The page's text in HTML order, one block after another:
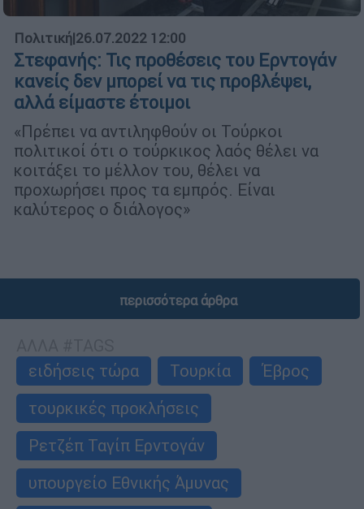
Πολιτική|26.07.2022 12:00
Στεφανής: Τις προθέσεις του Ερντογάν
κανείς δεν μπορεί να τις προβλέψει,
αλλά είμαστε έτοιμοι
«Πρέπει να αντιληφθούν οι Τούρκοι
πολιτικοί ότι ο τούρκικος λαός θέλει να
κοιτάξει το μέλλον του, θέλει να
προχωρήσει προς τα εμπρός. Είναι
καλύτερος ο διάλογος»
περισσότερα άρθρα
ειδήσεις τώρα
Τουρκία
Έβρος
τουρκικές προκλήσεις
Ρετζέπ Ταγίπ Ερντογάν
υπουργείο Εθνικής Άμυνας